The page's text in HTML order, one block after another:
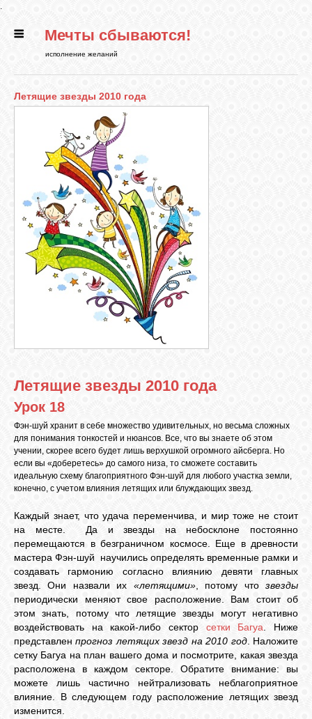
.
ГЛАВНАЯ
БИБЛИОТЕКА
ФЭН-ШУЙ
КАРТИНКИ
КАРТА
ЖЕЛАНИЙ
ФОРУМ
ЧАТ
СОННИК
УСПЕХ
Мечты сбываются!
исполнение желаний
Летящие звезды 2010 года
Летящие звезды 2010 года
Урок 18
Фэн-шуй хранит в себе множество удивительных, но весьма сложных
для понимания тонкостей и нюансов. Все, что вы знаете об этом
учении, скорее всего будет лишь верхушкой огромного айсберга. Но
если вы «доберетесь» до самого низа, то сможете составить
идеальную схему благоприятного Фэн-шуй для любого участка земли,
конечно, с учетом влияния летящих или блуждающих звезд.
Каждый знает, что удача переменчива, и мир тоже не стоит
на месте. Да и звезды на небосклоне постоянно
перемещаются в безграничном космосе. Еще в древности
мастера Фэн-шуй научились определять временные рамки и
создавать гармонию согласно влиянию девяти главных
звезд. Они назвали их «летящими», потому чтозвезды
периодически меняют свое расположение. Вам стоит об
этом знать, потому что летящие звезды могут негативно
воздействовать на какой-либо сектор сетки Багуа . Ниже
представленпрогноз летящих звезд на 2010 год. Наложите
сетку Багуа на план вашего дома и посмотрите, какая звезда
расположена в каждом секторе. Обратите внимание: вы
можете лишь частично нейтрализовать неблагоприятное
влияние. В следующем году расположение летящих звезд
изменится.